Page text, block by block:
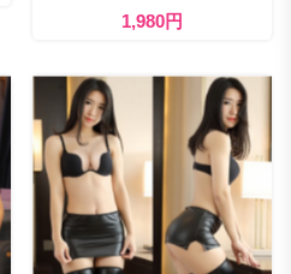
1,980円